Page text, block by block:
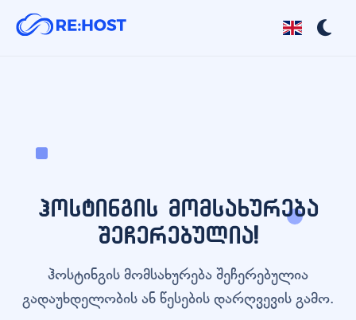
ჰოსტინგის მომსახურება
შეჩერებულია!
ჰოსტინგის მომსახურება შეჩერებულია
გადაუხდელობის ან წესების დარღვევის გამო.